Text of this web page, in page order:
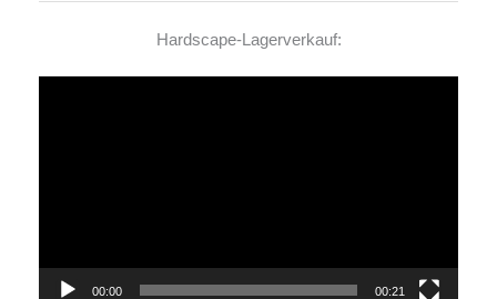
Hardscape-Lagerverkauf:
00:00 00:21